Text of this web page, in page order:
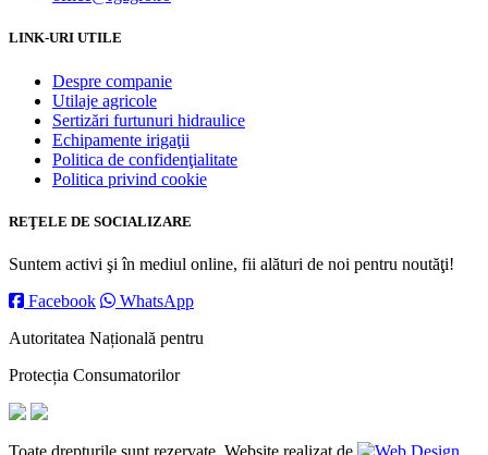
LINK-URI UTILE
Despre companie
Utilaje agricole
Sertizări furtunuri hidraulice
Echipamente irigaţii
Politica de confidenţialitate
Politica privind cookie
REŢELE DE SOCIALIZARE
Suntem activi şi în mediul online, fii alături de noi pentru noutăţi!
Facebook
WhatsApp
Autoritatea Națională pentru
Protecția Consumatorilor
Toate drepturile sunt rezervate. Website realizat de